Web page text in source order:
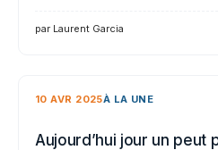
par Laurent Garcia
10 AVR 2025À LA UNE
Aujourd’hui jour un peut